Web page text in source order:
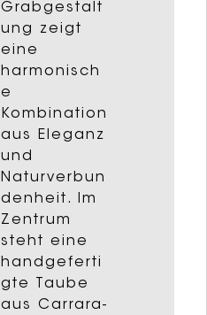
Grabgestalt
ung zeigt
eine
harmonisch
e
Kombination
aus Eleganz
und
Naturverbun
denheit. Im
Zentrum
steht eine
handgeferti
gte Taube
aus Carrara-